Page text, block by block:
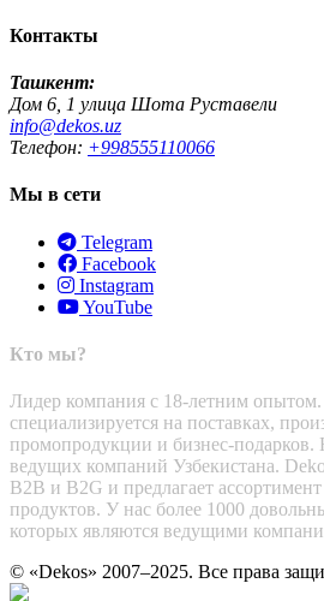
Контакты
Ташкент:
Дом 6, 1 улица Шота Руставели
info@dekos.uz
Телефон: +998555110066
Мы в сети
Telegram
Facebook
Instagram
YouTube
Кто мы?
Лидер компания с 18-летним
специализируется на поставках,
промопродукции и бизнес-
ведущих компаний Узбекистана.
B2B и B2G и предлагает
продуктов. У нас более 1000
которых являются ведущими
© «Dekos» 2007–2025. Все права